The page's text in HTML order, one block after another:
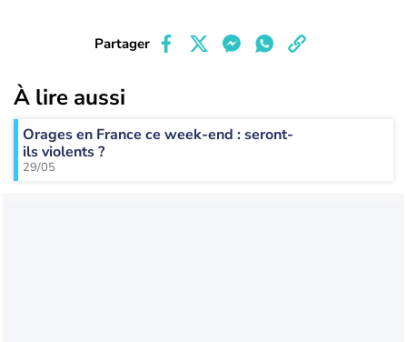
Partager
À lire aussi
Orages en France ce week-end : seront-
ils violents ?
29/05